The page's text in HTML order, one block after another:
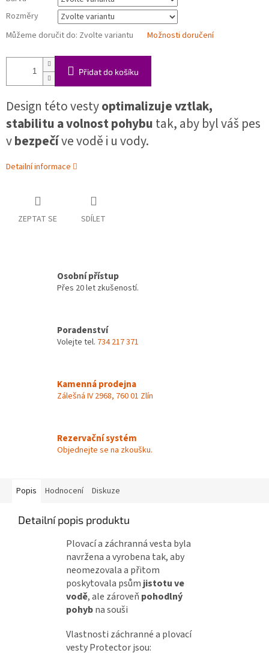
Rozměry
Můžeme doručit do: Zvolte variantu Možnosti doručení
Přidat do košíku
Design této vestyoptimalizuje vztlak,
stabilitu a volnost pohybutak, aby byl váš pes
vbezpečíve vodě i u vody.
Detailní informace
ZEPTAT SE SDÍLET
Osobní přístup
Přes 20 let zkušeností.
Poradenství
Volejte tel. 734 217 371
Kamenná prodejna
Zálešná IV 2968, 760 01 Zlín
Rezervační systém
Objednejte se na zkoušku.
Popis Hodnocení Diskuze
Detailní popis produktu
Plovací a záchranná vesta byla
navržena a vyrobena tak, aby
neomezovala a přitom
poskytovala psům jistotu ve
vodě, ale zároveň pohodlný
pohybna souši
Vlastnosti záchranné a plovací
vesty Protector jsou: